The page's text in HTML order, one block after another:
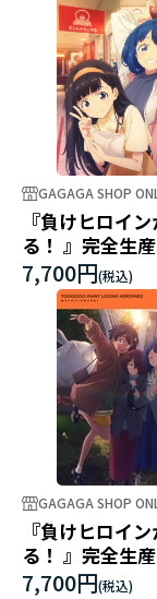
GAGAGA SHOP
『負けヒロイ
る！ 』完全生
Blu-ray 4
7,700円
GAGAGA SHOP
『負けヒロイ
る！ 』完全生
Blu-ray 6
7,700円